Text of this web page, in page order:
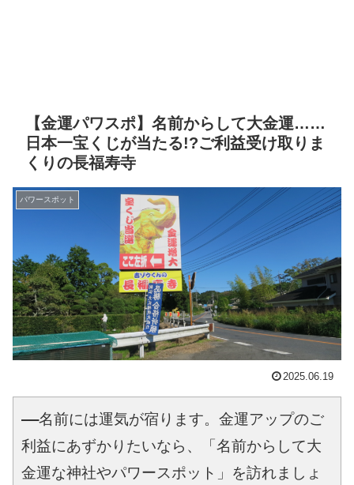
【金運パワスポ】名前からして大金運……
日本一宝くじが当たる!?ご利益受け取りま
くりの長福寿寺
パワースポット
2025.06.19
――名前には運気が宿ります。金運アップのご
利益にあずかりたいなら、「名前からして大
金運な神社やパワースポット」を訪れましょ